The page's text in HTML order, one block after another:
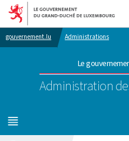
Aller au
Aller au
gouvernement.lu Administrations
Le
Administration
MENU
PRINCIPAL